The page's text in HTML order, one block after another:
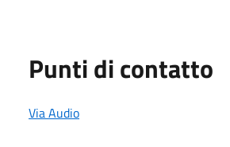
Punti di contatto
Via Audio